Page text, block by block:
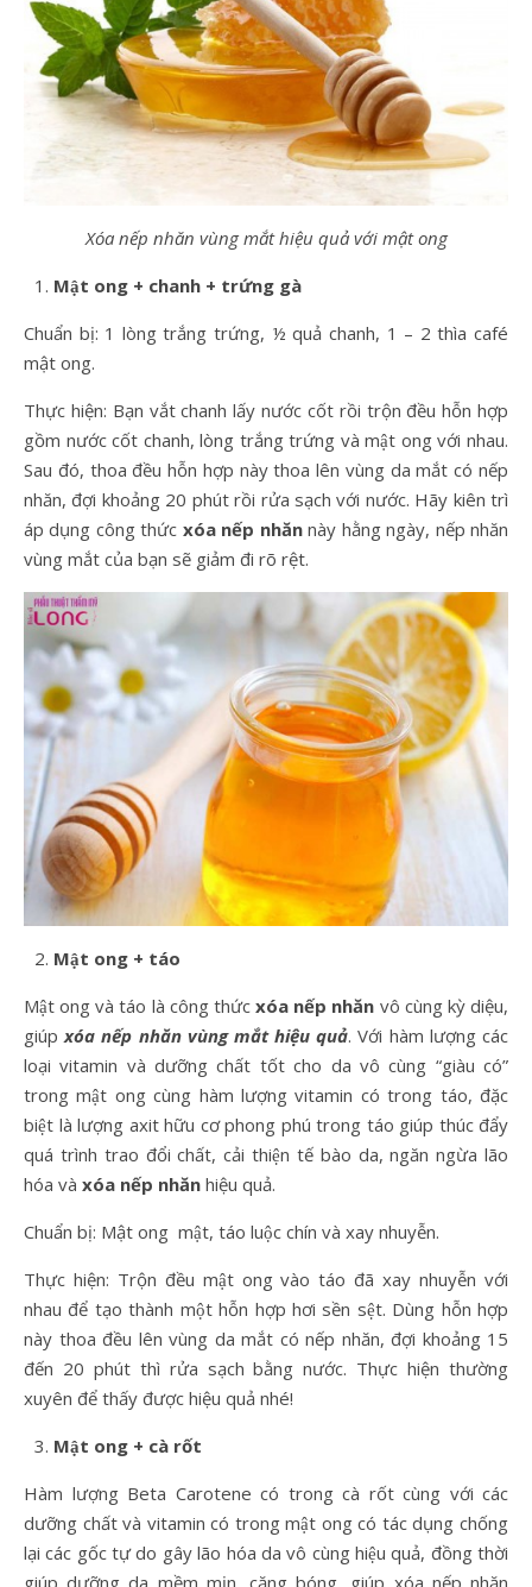
Xóa nếp nhăn vùng mắt hiệu quả với mật ong
Mật ong + chanh + trứng gà
Chuẩn bị: 1 lòng trắng trứng, ½ quả chanh, 1 – 2 thìa café
mật ong.
Thực hiện: Bạn vắt chanh lấy nước cốt rồi trộn đều hỗn hợp
gồm nước cốt chanh, lòng trắng trứng và mật ong với nhau.
Sau đó, thoa đều hỗn hợp này thoa lên vùng da mắt có nếp
nhăn, đợi khoảng 20 phút rồi rửa sạch với nước. Hãy kiên trì
áp dụng công thức xóa nếp nhănnày hằng ngày, nếp nhăn
vùng mắt của bạn sẽ giảm đi rõ rệt.
Mật ong + táo
Mật ong và táo là công thứcxóa nếp nhăn vô cùng kỳ diệu,
giúpxóa nếp nhăn vùng mắt hiệu quả. Với hàm lượng các
loại vitamin và dưỡng chất tốt cho da vô cùng “giàu có”
trong mật ong cùng hàm lượng vitamin có trong táo, đặc
biệt là lượng axit hữu cơ phong phú trong táo giúp thúc đẩy
quá trình trao đổi chất, cải thiện tế bào da, ngăn ngừa lão
hóa và xóa nếp nhăn hiệu quả.
Chuẩn bị: Mật ong mật, táo luộc chín và xay nhuyễn.
Thực hiện: Trộn đều mật ong vào táo đã xay nhuyễn với
nhau để tạo thành một hỗn hợp hơi sền sệt. Dùng hỗn hợp
này thoa đều lên vùng da mắt có nếp nhăn, đợi khoảng 15
đến 20 phút thì rửa sạch bằng nước. Thực hiện thường
xuyên để thấy được hiệu quả nhé!
Mật ong + cà rốt
Hàm lượng Beta Carotene có trong cà rốt cùng với các
dưỡng chất và vitamin có trong mật ong có tác dụng chống
lại các gốc tự do gây lão hóa da vô cùng hiệu quả, đồng thời
giúp dưỡng da mềm mịn, căng bóng, giúp xóa nếp nhăn